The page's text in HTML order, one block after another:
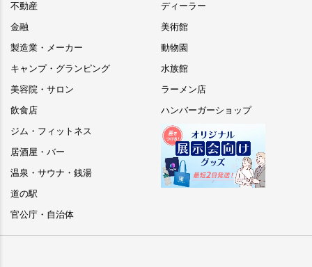
不動産
金融
製造業・メーカー
キャンプ・グランピング
美容院・サロン
飲食店
ジム・フィットネス
居酒屋・バー
温泉・サウナ・銭湯
道の駅
官公庁・自治体
ディーラー
美術館
動物園
水族館
ラーメン店
ハンバーガーショップ